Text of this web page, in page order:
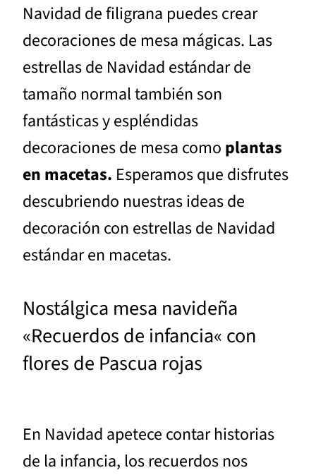
Navidad de filigrana puedes crear
decoraciones de mesa mágicas. Las
estrellas de Navidad estándar de
tamaño normal también son
fantásticas y espléndidas
decoraciones de mesa como plantas
en macetas. Esperamos que disfrutes
descubriendo nuestras ideas de
decoración con estrellas de Navidad
estándar en macetas.
Nostálgica mesa navideña
«Recuerdos de infancia« con
flores de Pascua rojas
En Navidad apetece contar historias
de la infancia, los recuerdos nos